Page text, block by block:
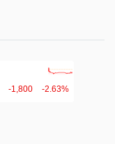
-1,800 -2.63%